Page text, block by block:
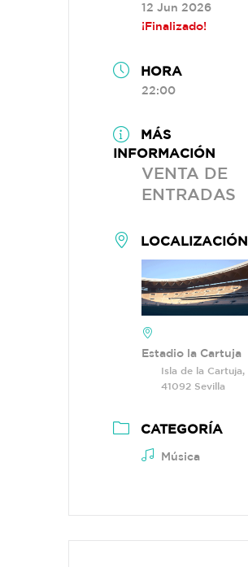
12 Jun 2026
¡Finalizado!
HORA
22:00
MÁS
INFORMACIÓN
VENTA DE
ENTRADAS
LOCALIZACIÓN
Estadio la Cartuja
Isla de la Cartuja,
41092 Sevilla
CATEGORÍA
Música